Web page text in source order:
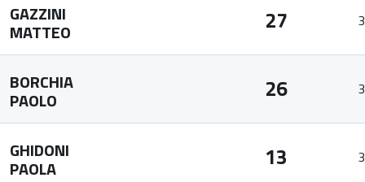
GAZZINI
MATTEO 27
BORCHIA
PAOLO 26
GHIDONI
PAOLA 13